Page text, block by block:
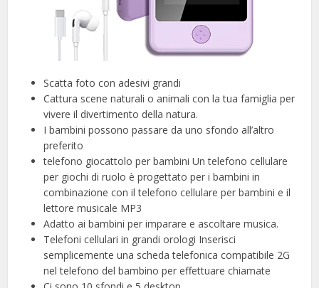
Scatta foto con adesivi grandi
Cattura scene naturali o animali con la tua famiglia per
vivere il divertimento della natura.
I bambini possono passare da uno sfondo all’altro
preferito
telefono giocattolo per bambini Un telefono cellulare
per giochi di ruolo è progettato per i bambini in
combinazione con il telefono cellulare per bambini e il
lettore musicale MP3
Adatto ai bambini per imparare e ascoltare musica.
Telefoni cellulari in grandi orologi Inserisci
semplicemente una scheda telefonica compatibile 2G
nel telefono del bambino per effettuare chiamate